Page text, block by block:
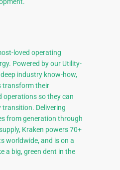
loved operating
Powered by our Utility-
industry know-how,
transform their
operations so they can
transition. Delivering
from generation through
Kraken powers 70+
worldwide, and is on a
a big, green dent in the